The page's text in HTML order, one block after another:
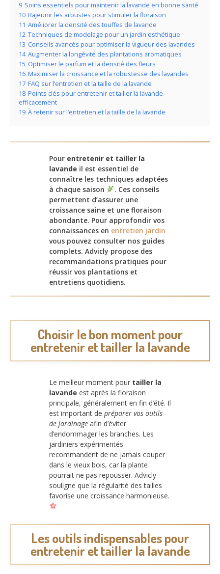
9 Soins essentiels pour maintenir la lavande en bonne santé
10 Rajeunir les arbustes pour stimuler la floraison
11 Améliorer la densité des touffes de lavande
12 Techniques de modelage pour un jardin esthétique
13 Conseils avancés pour optimiser la vigueur des lavandes
14 Augmenter la longévité des plantations aromatiques
15 Optimiser le parfum et la densité des fleurs
16 Maximiser la croissance et la robustesse des lavandes
17 FAQ sur l’entretien et la taille de la lavande
18 Points clés pour entretenir et tailler la lavande
efficacement
19 À retenir sur l’entretien et la taille de la lavande
Pour entretenir et tailler la
lavande il est essentiel de
connaître les techniques adaptées
à chaque saison
. Ces conseils
permettent d’assurer une
croissance saine et une floraison
abondante. Pour approfondir vos
connaissances en entretien jardin
vous pouvez consulter nos guides
complets. Advicly propose des
recommandations pratiques pour
réussir vos plantations et
entretiens quotidiens.
Choisir le bon moment pour
entretenir et tailler la lavande
Le meilleur moment pour tailler la
lavande est après la floraison
principale, généralement en fin d’été. Il
est important de préparer vos outils
de jardinage afin d’éviter
d’endommager les branches. Les
jardiniers expérimentés
recommandent de ne jamais couper
dans le vieux bois, car la plante
pourrait ne pas repousser. Advicly
souligne que la régularité des tailles
favorise une croissance harmonieuse.
Les outils indispensables pour
entretenir et tailler la lavande